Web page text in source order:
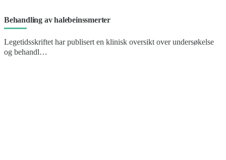
Behandling av halebeinssmerter
Legetidsskriftet har publisert en klinisk oversikt over undersøkelse
og behandl…